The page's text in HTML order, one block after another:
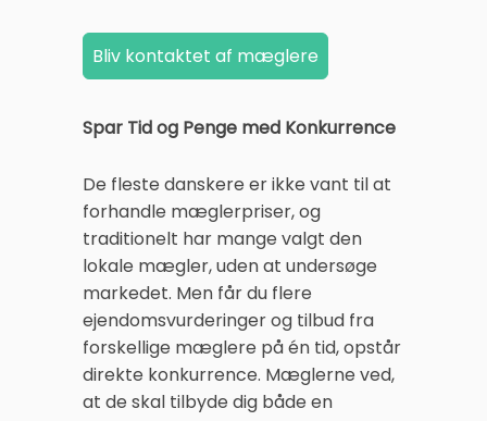
Spar Tid og Penge med Konkurrence
De fleste danskere er ikke vant til at
forhandle mæglerpriser, og
traditionelt har mange valgt den
lokale mægler, uden at undersøge
markedet. Men får du flere
ejendomsvurderinger og tilbud fra
forskellige mæglere på én tid, opstår
direkte konkurrence. Mæglerne ved,
at de skal tilbyde dig både en